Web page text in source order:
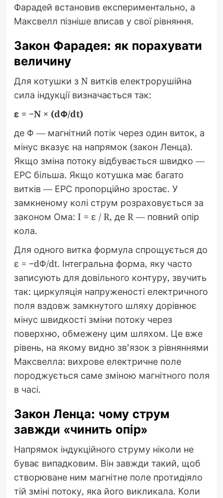
Фарадей встановив експериментально, а
Максвелл пізніше вписав у свої рівняння.
Закон Фарадея: як порахувати
величину
Для котушки з N витків електрорушійна
сила індукції визначається так:
ε = −N × (dΦ/dt)
де Φ — магнітний потік через один виток, а
мінус вказує на напрямок (закон Ленца).
Якщо зміна потоку відбувається швидко —
ЕРС більша. Якщо котушка має багато
витків — ЕРС пропорційно зростає. У
замкненому колі струм розраховується за
законом Ома: I = ε / R, де R — повний опір
кола.
Для одного витка формула спрощується до
ε = −dΦ/dt. Інтегральна форма, яку часто
записують для довільного контуру, звучить
так: циркуляція напруженості електричного
поля вздовж замкнутого шляху дорівнює
мінус швидкості зміни потоку через
поверхню, обмежену цим шляхом. Це вже
рівень, на якому видно зв’язок з рівняннями
Максвелла: вихрове електричне поле
породжується саме зміною магнітного поля
в часі.
Закон Ленца: чому струм
завжди «чинить опір»
Напрямок індукційного струму ніколи не
буває випадковим. Він завжди такий, щоб
створюване ним магнітне поле протидіяло
тій зміні потоку, яка його викликала. Коли